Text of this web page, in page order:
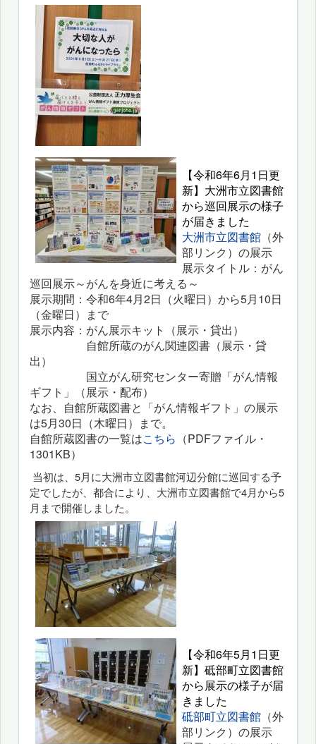
【令和6年6月1日更
新】大洲市立図書館
から巡回展示の様子
が届きました
大洲市立図書館 （外
部リンク）の展示
展示タイトル：がん
巡回展示～がんを身近に考える～
展示期間：令和6年4月2日（火曜日）から5月10日
（金曜日）まで
展示内容：がん展示キット（展示・貸出）
自館所蔵のがん関連図書（展示・貸
出）
国立がん研究センター寄贈「がん情報
ギフト」（展示・配布）
なお、自館所蔵図書と「がん情報ギフト」の展示
は5月30日（木曜日）まで。
自館所蔵図書の一覧はこちら （PDFファイル・
1301KB）
当初は、5月に大洲市立図書館河辺分館に巡回する予
定でしたが、都合により、大洲市立図書館で4月から5
月まで開催しました。
【令和6年5月1日更
新】砥部町立図書館
から展示の様子が届
きました
砥部町立図書館 （外
部リンク）の展示